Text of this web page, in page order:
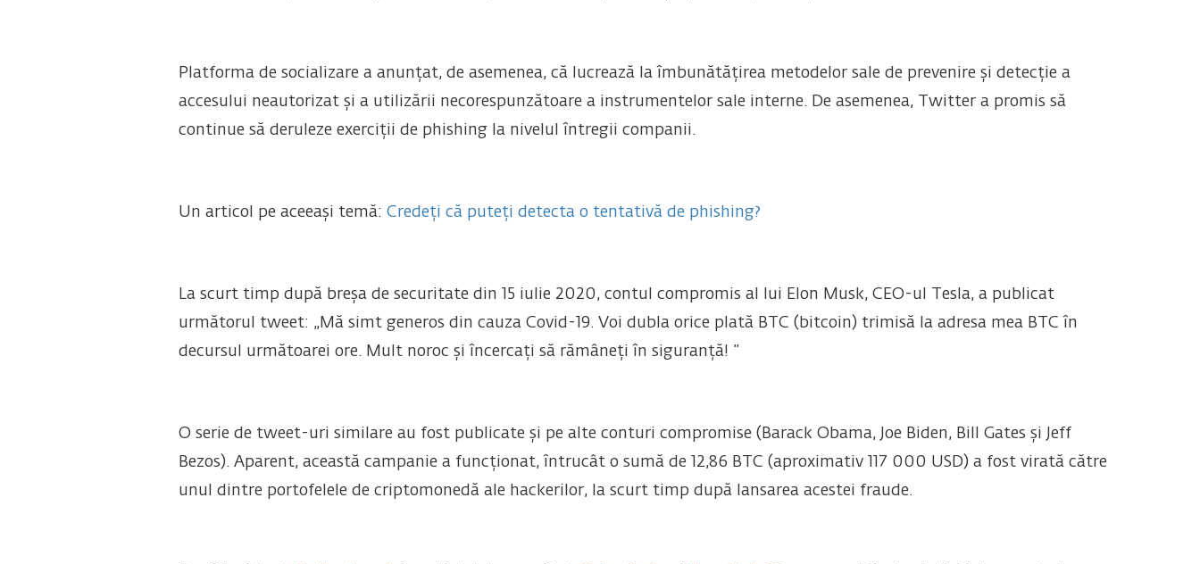
Platforma de socializare a anunțat, de asemenea, că lucrează la îmbunătățirea metodelor sale de prevenire și detecție a
accesului neautorizat și a utilizării necorespunzătoare a instrumentelor sale interne. De asemenea, Twitter a promis să
continue să deruleze exerciții de phishing la nivelul întregii companii.
Un articol pe aceeași temă: Credeți că puteți detecta o tentativă de phishing?
La scurt timp după breșa de securitate din 15 iulie 2020, contul compromis al lui Elon Musk, CEO-ul Tesla, a publicat
următorul tweet: „Mă simt generos din cauza Covid-19. Voi dubla orice plată BTC (bitcoin) trimisă la adresa mea BTC în
decursul următoarei ore. Mult noroc și încercați să rămâneți în siguranță! ”
O serie de tweet-uri similare au fost publicate și pe alte conturi compromise (Barack Obama, Joe Biden, Bill Gates și Jeff
Bezos). Aparent, această campanie a funcționat, întrucât o sumă de 12,86 BTC (aproximativ 117 000 USD) a fost virată către
unul dintre portofelele de criptomonedă ale hackerilor, la scurt timp după lansarea acestei fraude.